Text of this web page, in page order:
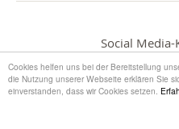
Cookies helfen uns bei der Bereitstellung
die Nutzung unserer Webseite erklären Sie
einverstanden, dass wir Cookies setzen.
Social Media-